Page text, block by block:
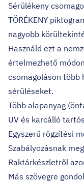
Sérülékeny
TÖRÉKENY
nagyobb
Használd ezt a
értelmezhető
csomagoláson több
sérüléseket.
Több alapanyag
UV és karcálló
Egyszerű rögzítési
Szabályozásnak
Raktárkészletről
Más szövegre